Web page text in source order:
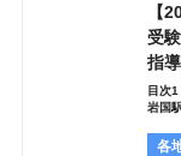
【
受
指
目次
岩国
各